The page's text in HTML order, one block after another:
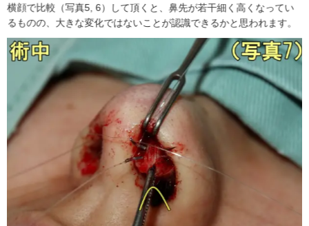
横顔で比較（写真5, 6）して頂くと、鼻先が若干細く高くなってい
るものの、大きな変化ではないことが認識できるかと思われます。